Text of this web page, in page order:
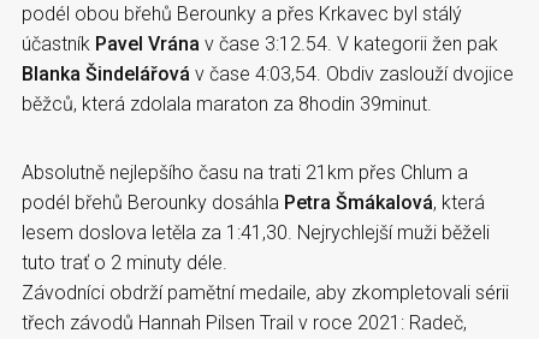
podél obou břehů Berounky a přes Krkavec byl stálý
účastník Pavel Vrána v čase 3:12.54. V kategorii žen pak
Blanka Šindelářová v čase 4:03,54. Obdiv zaslouží dvojice
běžců, která zdolala maraton za 8hodin 39minut.
Absolutně nejlepšího času na trati 21km přes Chlum a
podél břehů Berounky dosáhla Petra Šmákalová, která
lesem doslova letěla za 1:41,30. Nejrychlejší muži běželi
tuto trať o 2 minuty déle.
Závodníci obdrží pamětní medaile, aby zkompletovali sérii
třech závodů Hannah Pilsen Trail v roce 2021: Radeč,